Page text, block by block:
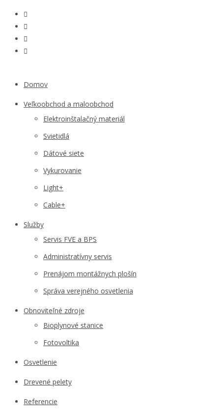
Domov
Veľkoobchod a maloobchod
Elektroinštalačný materiál
Svietidlá
Dátové siete
Vykurovanie
Light+
Cable+
Služby
Servis FVE a BPS
Administratívny servis
Prenájom montážnych plošín
Správa verejného osvetlenia
Obnoviteľné zdroje
Bioplynové stanice
Fotovoltika
Osvetlenie
Drevené pelety
Referencie